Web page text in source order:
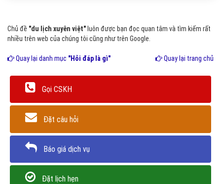
Chủ đề "du lịch xuyên việt" luôn được bạn đọc quan tâm và tìm kiếm rất
nhiều trên web của chúng tôi cũng như trên Google.
Quay lại danh mục "Hỏi đáp là gì" Quay lại trang chủ
Gọi CSKH
Đặt câu hỏi
Báo giá dịch vụ
Đặt lịch hẹn